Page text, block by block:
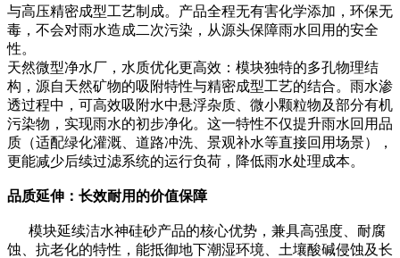
与高压精密成型工艺制成。产品全程无有害化学添加，环保无
毒，不会对雨水造成二次污染，从源头保障雨水回用的安全
性。
天然微型净水厂，水质优化更高效：模块独特的多孔物理结
构，源自天然矿物的吸附特性与精密成型工艺的结合。雨水渗
透过程中，可高效吸附水中悬浮杂质、微小颗粒物及部分有机
污染物，实现雨水的初步净化。这一特性不仅提升雨水回用品
质（适配绿化灌溉、道路冲洗、景观补水等直接回用场景），
更能减少后续过滤系统的运行负荷，降低雨水处理成本。
品质延伸：长效耐用的价值保障
模块延续洁水神硅砂产品的核心优势，兼具高强度、耐腐
蚀、抗老化的特性，能抵御地下潮湿环境、土壤酸碱侵蚀及长